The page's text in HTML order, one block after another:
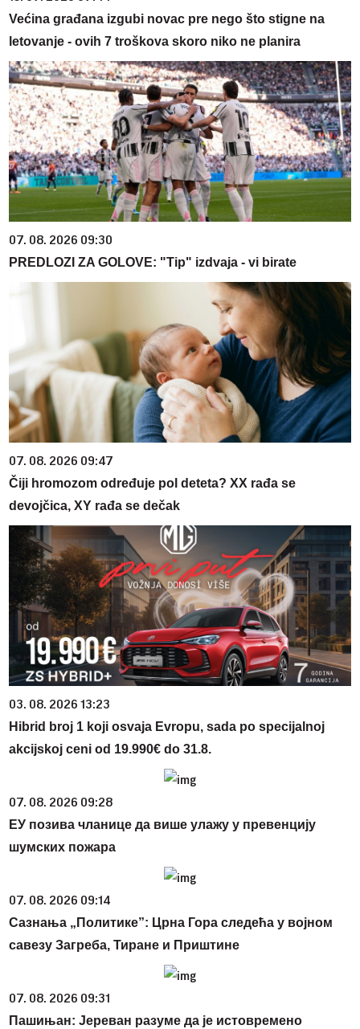
Većina građana izgubi novac pre nego što stigne na
letovanje - ovih 7 troškova skoro niko ne planira
07. 08. 2026 09:30
PREDLOZI ZA GOLOVE: "Tip" izdvaja - vi birate
07. 08. 2026 09:47
Čiji hromozom određuje pol deteta? XX rađa se
devojčica, XY rađa se dečak
03. 08. 2026 13:23
Hibrid broj 1 koji osvaja Evropu, sada po specijalnoj
akcijskoj ceni od 19.990€ do 31.8.
07. 08. 2026 09:28
ЕУ позива чланице да више улажу у превенцију
шумских пожара
07. 08. 2026 09:14
Сазнања „Политике”: Црна Гора следећа у војном
савезу Загреба, Тиране и Приштине
07. 08. 2026 09:31
Пашињан: Јереван разуме да је истовремено